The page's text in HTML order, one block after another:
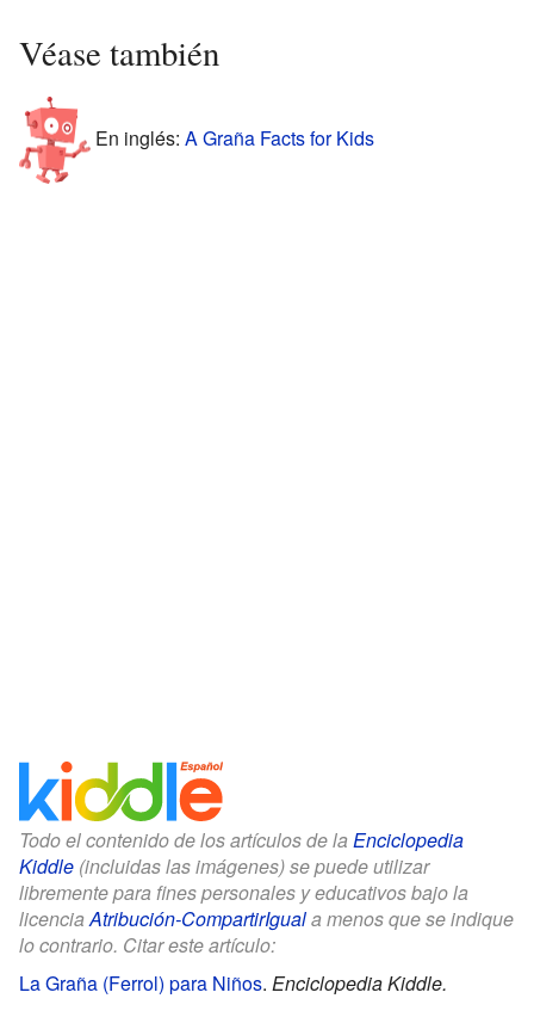
Véase también
En inglés: A Graña Facts for Kids
Todo el contenido de los artículos de la Enciclopedia
Kiddle (incluidas las imágenes) se puede utilizar
libremente para fines personales y educativos bajo la
licenciaAtribución-CompartirIguala menos que se indique
lo contrario. Citar este artículo:
La Graña (Ferrol) para Niños. Enciclopedia Kiddle.